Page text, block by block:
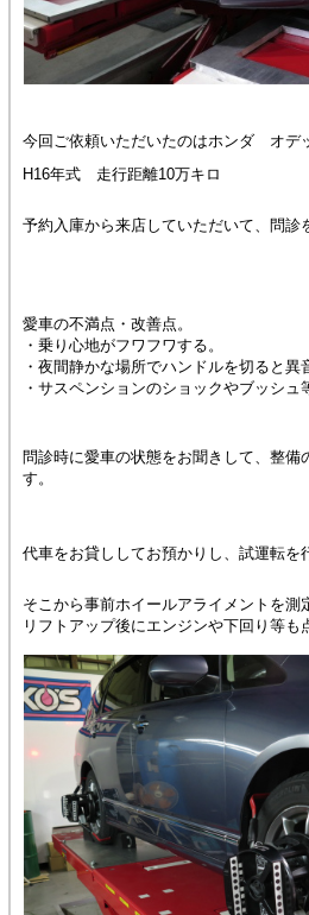
今回ご依頼いただいたのはホンダ オデ
H16年式 走行距離10万キロ
予約入庫から来店していただいて、問診
愛車の不満点・改善点。
・乗り心地がフワフワする。
・夜間静かな場所でハンドルを切ると異
・サスペンションのショックやブッシュ
問診時に愛車の状態をお聞きして、整備
す。
代車をお貸ししてお預かりし、試運転を
そこから事前ホイールアライメントを測
リフトアップ後にエンジンや下回り等も